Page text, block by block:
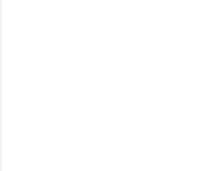
乂 { { /:::::::::ゞ
＼
ノ｝} ＼
γ"ノ / ＞ミゞ
{ / ｛ 廴／7ｧ-
人 代 ＼ 廴
￣ヽ ｝
弋--彡 ﾉ / ﾄ